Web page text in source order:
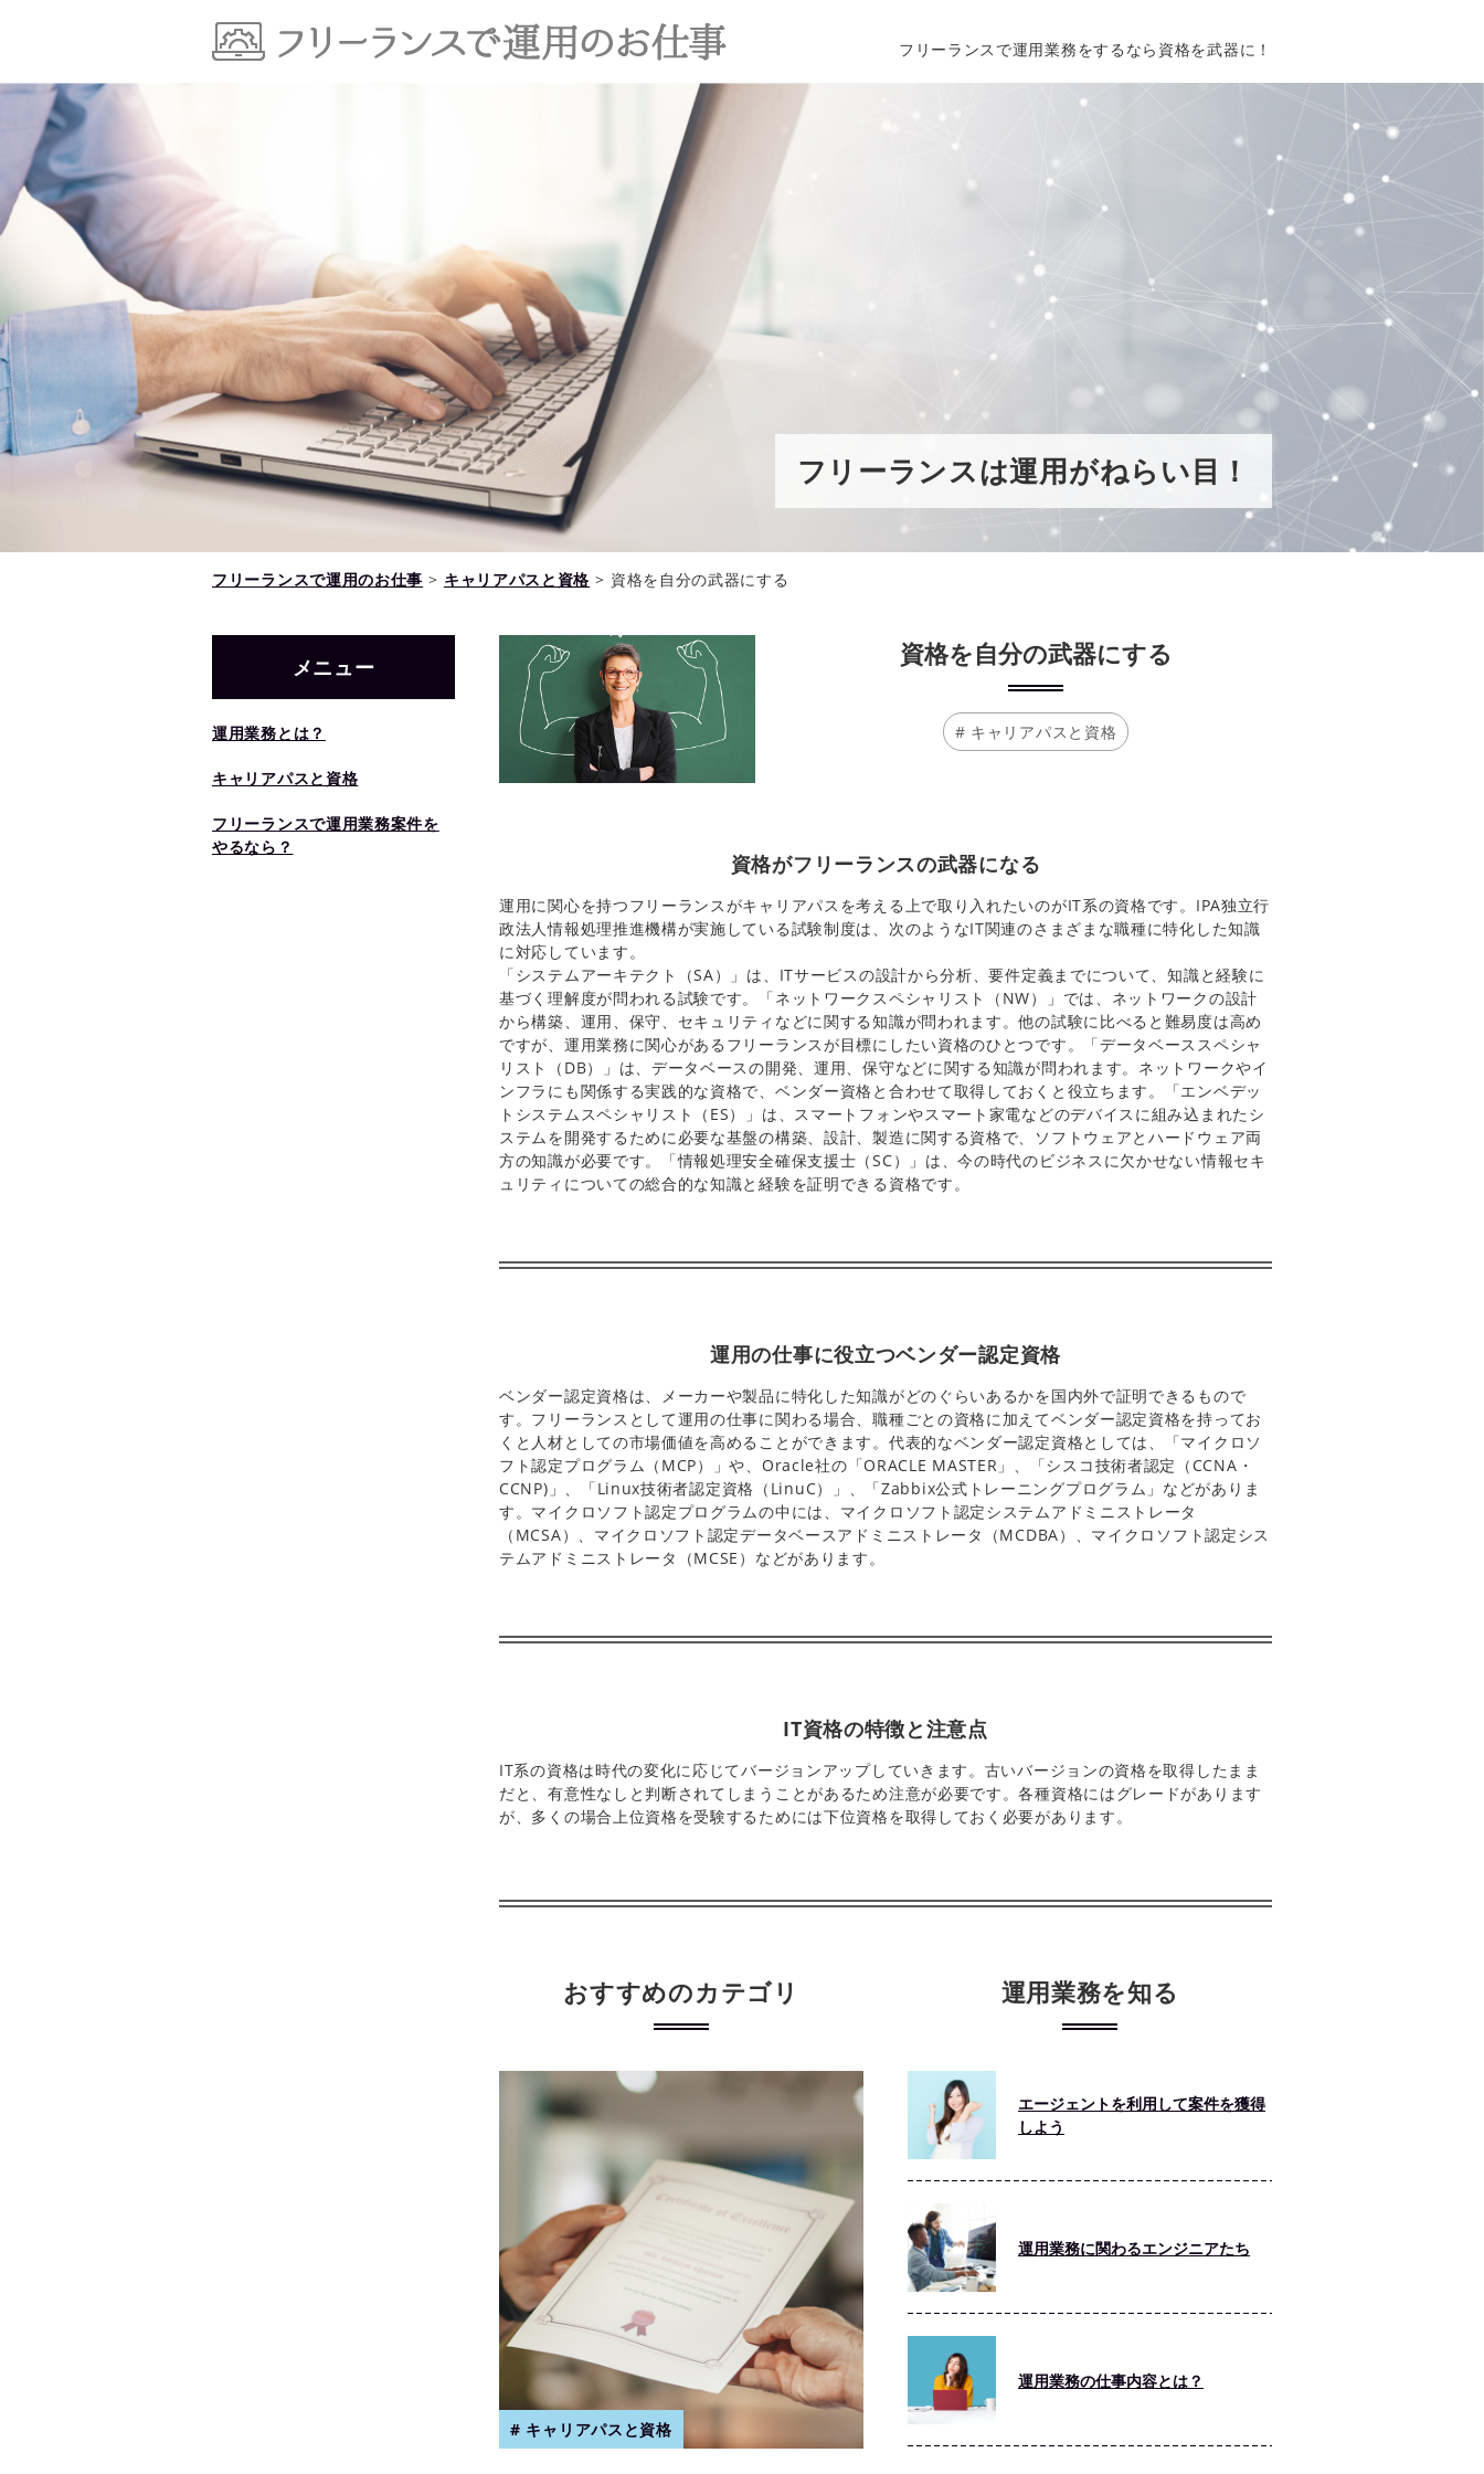
フリーランスで運用業務をするなら資格を武器に！
フリーランスは運用がねらい目！
フリーランスで運用のお仕事 > キャリアパスと資格 > 資格を自分の武器にする
資格を自分の武器にする
キャリアパスと資格
資格がフリーランスの武器になる
運用に関心を持つフリーランスがキャリアパスを考える上で取り入れたいのがIT系の資格です。IPA独立行
政法人情報処理推進機構が実施している試験制度は、次のようなIT関連のさまざまな職種に特化した知識
に対応しています。
「システムアーキテクト（SA）」は、ITサービスの設計から分析、要件定義までについて、知識と経験に
基づく理解度が問われる試験です。「ネットワークスペシャリスト（NW）」では、ネットワークの設計
から構築、運用、保守、セキュリティなどに関する知識が問われます。他の試験に比べると難易度は高め
ですが、運用業務に関心があるフリーランスが目標にしたい資格のひとつです。「データベーススペシャ
リスト（DB）」は、データベースの開発、運用、保守などに関する知識が問われます。ネットワークやイ
ンフラにも関係する実践的な資格で、ベンダー資格と合わせて取得しておくと役立ちます。「エンベデッ
トシステムスペシャリスト（ES）」は、スマートフォンやスマート家電などのデバイスに組み込まれたシ
ステムを開発するために必要な基盤の構築、設計、製造に関する資格で、ソフトウェアとハードウェア両
方の知識が必要です。「情報処理安全確保支援士（SC）」は、今の時代のビジネスに欠かせない情報セキ
ュリティについての総合的な知識と経験を証明できる資格です。
運用の仕事に役立つベンダー認定資格
ベンダー認定資格は、メーカーや製品に特化した知識がどのぐらいあるかを国内外で証明できるもので
す。フリーランスとして運用の仕事に関わる場合、職種ごとの資格に加えてベンダー認定資格を持ってお
くと人材としての市場価値を高めることができます。代表的なベンダー認定資格としては、「マイクロソ
フト認定プログラム（MCP）」や、Oracle社の「ORACLE MASTER」、「シスコ技術者認定（CCNA・
CCNP)」、「Linux技術者認定資格（LinuC）」、「Zabbix公式トレーニングプログラム」などがありま
す。マイクロソフト認定プログラムの中には、マイクロソフト認定システムアドミニストレータ
（MCSA）、マイクロソフト認定データベースアドミニストレータ（MCDBA）、マイクロソフト認定シス
テムアドミニストレータ（MCSE）などがあります。
IT資格の特徴と注意点
IT系の資格は時代の変化に応じてバージョンアップしていきます。古いバージョンの資格を取得したまま
だと、有意性なしと判断されてしまうことがあるため注意が必要です。各種資格にはグレードがあります
が、多くの場合上位資格を受験するためには下位資格を取得しておく必要があります。
おすすめのカテゴリ
キャリアパスと資格
運用業務を知る
エージェントを利用して案件を獲得
しよう
運用業務に関わるエンジニアたち
運用業務の仕事内容とは？
メニュー
運用業務とは？
キャリアパスと資格
フリーランスで運用業務案件を
やるなら？